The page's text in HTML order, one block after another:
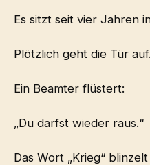
Es sitzt seit vier Jahren
Plötzlich geht die Tür auf.
Ein Beamter flüstert:
„Du darfst wieder raus.“
Das Wort „Krieg“